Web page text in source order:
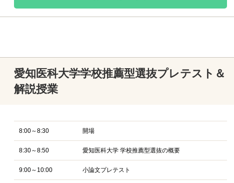
愛知医科大学学校推薦型選抜プレテスト＆
解説授業
8:00～8:30 開場
8:30～8:50 愛知医科大学 学校推薦型選抜の概要
9:00～10:00 小論文プレテスト